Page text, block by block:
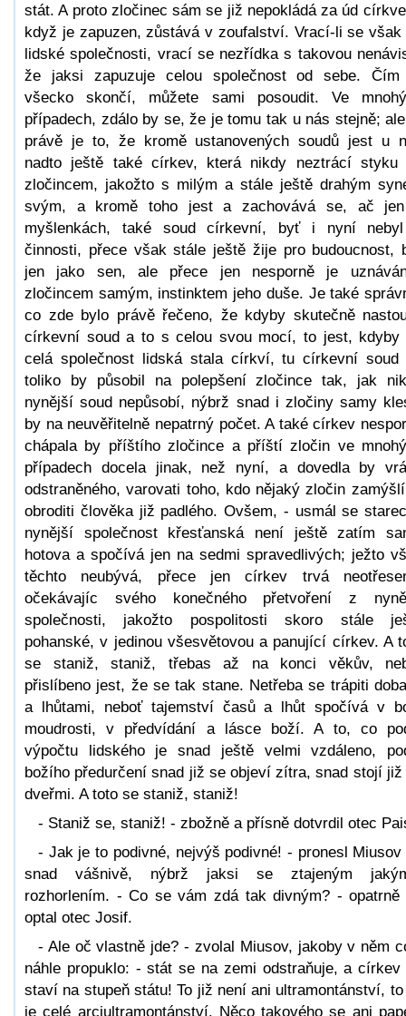
stát. A proto zločinec sám se již nepokládá za úd
když je zapuzen, zůstává v zoufalství. Vrací-li se však
lidské společnosti, vrací se nezřídka s takovou
že jaksi zapuzuje celou společnost od sebe.
všecko skončí, můžete sami posoudit. Ve
případech, zdálo by se, že je tomu tak u nás stejně;
právě je to, že kromě ustanovených soudů jest u
nadto ještě také církev, která nikdy neztrácí styku
zločincem, jakožto s milým a stále ještě drahým
svým, a kromě toho jest a zachovává se, ač
myšlenkách, také soud církevní, byť i nyní
činnosti, přece však stále ještě žije pro budoucnost,
jen jako sen, ale přece jen nesporně je
zločincem samým, instinktem jeho duše. Je také
co zde bylo právě řečeno, že kdyby skutečně
církevní soud a to s celou svou mocí, to jest, kdyby
celá společnost lidská stala církví, tu církevní soud
toliko by působil na polepšení zločince tak, jak
nynější soud nepůsobí, nýbrž snad i zločiny samy
by na neuvěřitelně nepatrný počet. A také církev
chápala by příštího zločince a příští zločin ve
případech docela jinak, než nyní, a dovedla by
odstraněného, varovati toho, kdo nějaký zločin
obroditi člověka již padlého. Ovšem, - usmál se
nynější společnost křesťanská není ještě zatím
hotova a spočívá jen na sedmi spravedlivých; ježto
těchto neubývá, přece jen církev trvá
očekávajíc svého konečného přetvoření z
společnosti, jakožto pospolitosti skoro stále
pohanské, v jedinou všesvětovou a panující církev. A
se staniž, staniž, třebas až na konci věkův,
přislíbeno jest, že se tak stane. Netřeba se trápiti
a lhůtami, neboť tajemství časů a lhůt spočívá v
moudrosti, v předvídání a lásce boží. A to, co
výpočtu lidského je snad ještě velmi vzdáleno,
božího předurčení snad již se objeví zítra, snad stojí již
dveřmi. A toto se staniž, staniž!
- Staniž se, staniž! - zbožně a přísně dotvrdil otec
- Jak je to podivné, nejvýš podivné! - pronesl Miusov
snad vášnivě, nýbrž jaksi se ztajeným
rozhorlením. - Co se vám zdá tak divným? - opatrně
optal otec Josif.
- Ale oč vlastně jde? - zvolal Miusov, jakoby v něm
náhle propuklo: - stát se na zemi odstraňuje, a církev
staví na stupeň státu! To již není ani ultramontánství,
je celé arciultramontánství. Něco takového se ani